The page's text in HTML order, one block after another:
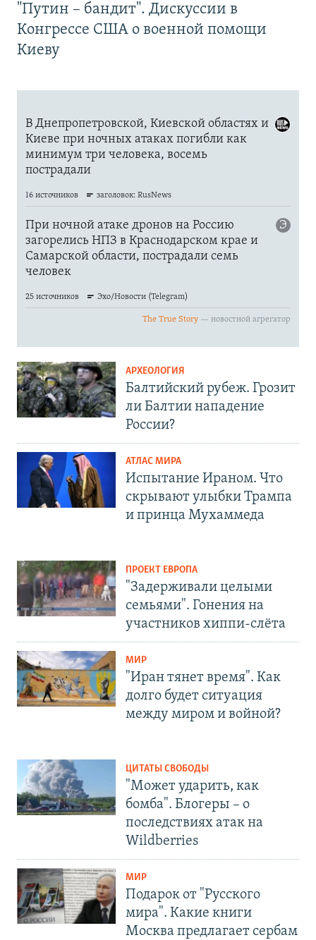
"Путин – бандит". Дискуссии в
Конгрессе США о военной помощи
Киеву
АРХЕОЛОГИЯ
Балтийский рубеж. Грозит
ли Балтии нападение
России?
АТЛАС МИРА
Испытание Ираном. Что
скрывают улыбки Трампа
и принца Мухаммеда
ПРОЕКТ ЕВРОПА
"Задерживали целыми
семьями". Гонения на
участников хиппи-слёта
МИР
"Иран тянет время". Как
долго будет ситуация
между миром и войной?
ЦИТАТЫ СВОБОДЫ
"Может ударить, как
бомба". Блогеры – о
последствиях атак на
Wildberries
МИР
Подарок от "Русского
мира". Какие книги
Москва предлагает сербам